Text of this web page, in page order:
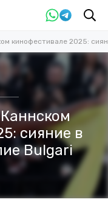
кинофестивале 2025:
сияние в
Bulgari